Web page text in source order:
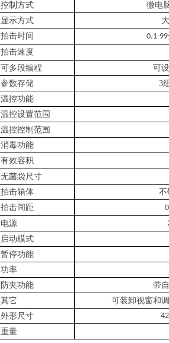
控制方式
微电
显示方式
拍击时间
0.1-99
拍击速度
可多段编程
可
参数存储
3
温控功能
温控设置范围
温控控制范围
消毒功能
有效容积
无菌袋尺寸
拍击箱体
不
拍击间距
0
电源
启动模式
暂停功能
功率
防夹功能
带
其它
可装卸视窗和
外形尺寸
重量